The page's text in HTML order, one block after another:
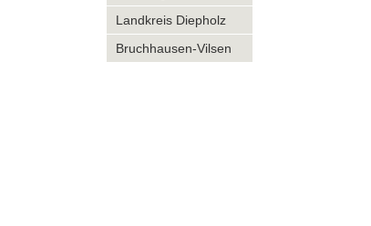
Landkreis Diepholz
Bruchhausen-Vilsen